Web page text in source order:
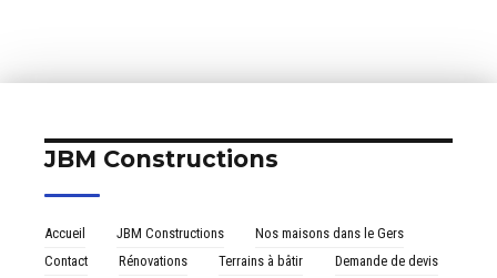
JBM Constructions
Accueil JBM Constructions
Nos maisons dans le Gers
Contact
Rénovations Terrains à bâtir
Demande de devis